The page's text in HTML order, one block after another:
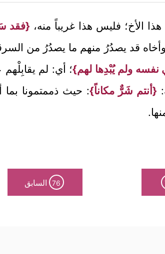
الأخ؛ فليس هذا غريباً منه، {فقد
قد يصدُرُ منهم ما يصدُرُ من
ولم يُبْدِها لهم}؛ أي: لم
{أنتم شَرٌّ مكاناً}: حيث ذممتمونا
76 السابق